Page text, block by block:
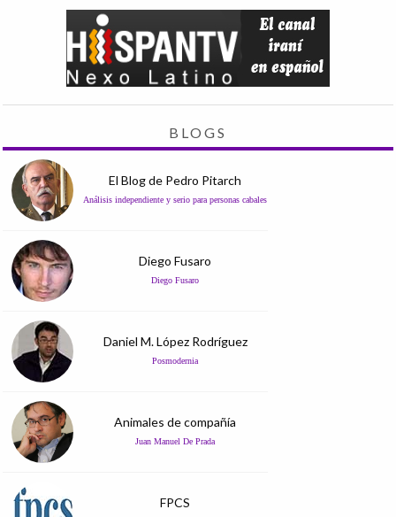
BLOGS
El Blog de Pedro Pitarch
Análisis independiente y serio para personas cabales
Diego Fusaro
Diego Fusaro
Daniel M. López Rodríguez
Posmodernia
Animales de compañía
Juan Manuel De Prada
FPCS